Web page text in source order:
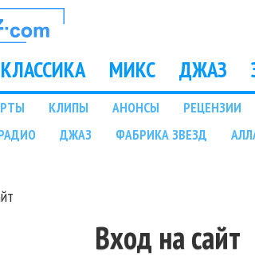
КЛАССИКА МИКС ДЖАЗ
КЛИПЫ АНОНСЫ РЕЦЕНЗИИ
ДЖАЗ ФАБРИКА ЗВЕЗД
Вход на сайт